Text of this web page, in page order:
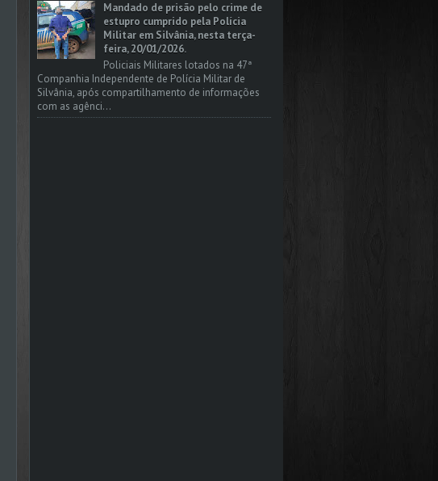
Mandado de prisão pelo crime de
estupro cumprido pela Polícia
Militar em Silvânia, nesta terça-
feira, 20/01/2026.
Policiais Militares lotados na 47ª
Companhia Independente de Polícia Militar de
Silvânia, após compartilhamento de informações
com as agênci...